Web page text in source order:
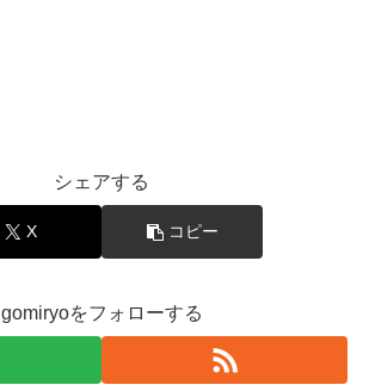
シェアする
X コピー
gomiryoをフォローする